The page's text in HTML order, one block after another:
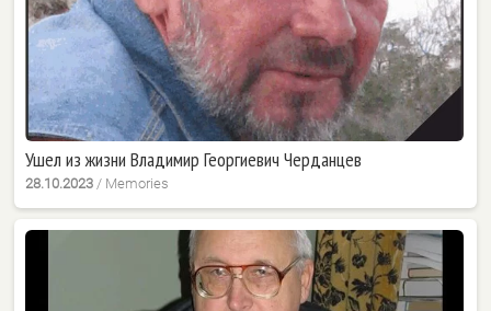
Ушел из жизни Владимир Георгиевич Черданцев
28.10.2023 / Memories